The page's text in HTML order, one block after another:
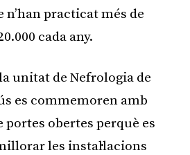
practicat més de
cada any.
unitat de Nefrologia de
es commemoren amb
portes obertes perquè es
les instal·lacions